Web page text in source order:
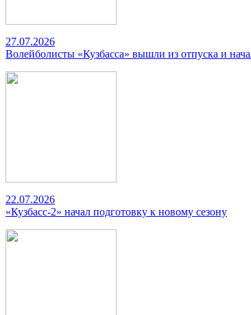
27.07.2026
Волейболисты «Кузбасса» вышли из отпуска и
22.07.2026
«Кузбасс-2» начал подготовку к новому сезону